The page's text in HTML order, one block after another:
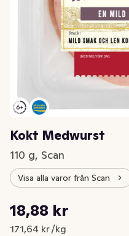
Kokt Medwurst
110 g, Scan
Visa alla varor från Scan
Nuvarande pris är: 18,88 kr
18,88 kr
171,64 kr /kg
Styckpris: 171,64 kr /kg